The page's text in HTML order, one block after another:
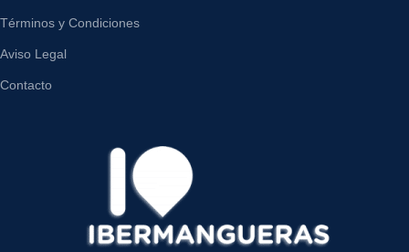
Términos y Condiciones
Aviso Legal
Contacto